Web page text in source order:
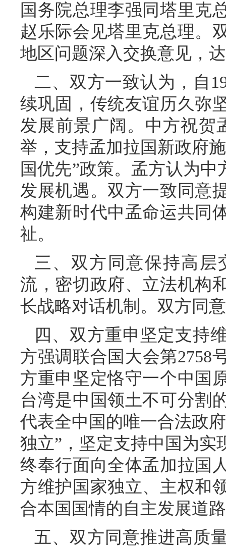
国务院总理李强同塔里克
赵乐际会见塔里克总理。
地区问题深入交换意见，
二、双方一致认为，自
续巩固，传统友谊历久弥
发展前景广阔。中方祝贺
举，支持孟加拉国新政府
国优先”政策。孟方认为
发展机遇。双方一致同意
构建新时代中孟命运共同
祉。
三、双方同意保持高
流，密切政府、立法机构
长战略对话机制。双方同
四、双方重申坚定支持
方强调联合国大会第2758
方重申坚定恪守一个中国
台湾是中国领土不可分割
代表全中国的唯一合法政
独立”，坚定支持中国为实
终奉行面向全体孟加拉国
方维护国家独立、主权和
合本国国情的自主发展道
五、双方同意推进高质